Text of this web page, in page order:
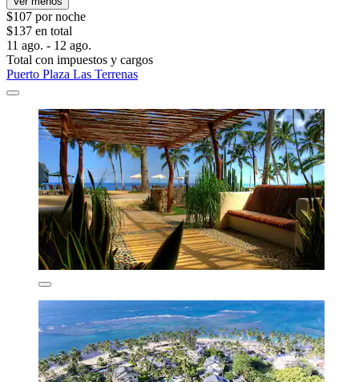
$107 por noche
$137 en total
11 ago. - 12 ago.
Total con impuestos y cargos
Puerto Plaza Las Terrenas